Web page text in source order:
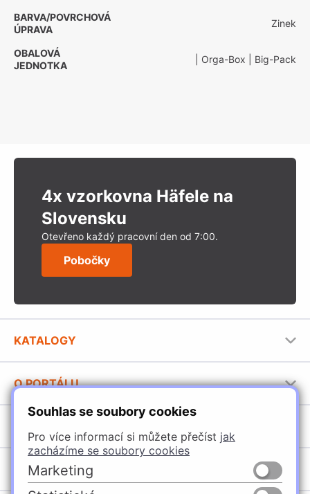
Souhlas se soubory cookies
Pro více informací si můžete přečíst jak
zacházíme se soubory cookies
Marketing
BARVA/POVRCHOVÁ
ÚPRAVA
Zinek
OBALOVÁ
JEDNOTKA
| Orga-Box | Big-Pack
4x vzorkovna Häfele na
Slovensku
Otevřeno každý pracovní den od 7:00.
Pobočky
KATALOGY
Stavební katalog Häfele
Brožury Häfele
O PORTÁLU
Provozovatel portálu
Jak používat portál
Úchytky
Nábytkové kování
POBOČKY